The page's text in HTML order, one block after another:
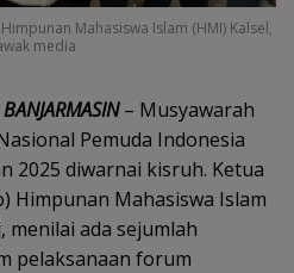
Mahasiswa Islam (HMI) Kalsel,
media
– Musyawarah
Pemuda Indonesia
2025 diwarnai kisruh. Ketua
Himpunan Mahasiswa Islam
menilai ada sejumlah
pelaksanaan forum